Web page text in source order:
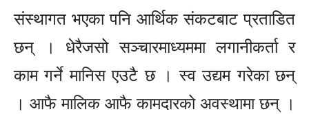
संस्थागत भएका पनि आर्थिक संकटबाट प्रताडित
छन् । धेरैजसो सञ्चारमाध्यममा लगानीकर्ता र
काम गर्ने मानिस एउटै छ । स्व उद्यम गरेका छन्
। आफै मालिक आफै कामदारको अवस्थामा छन् ।